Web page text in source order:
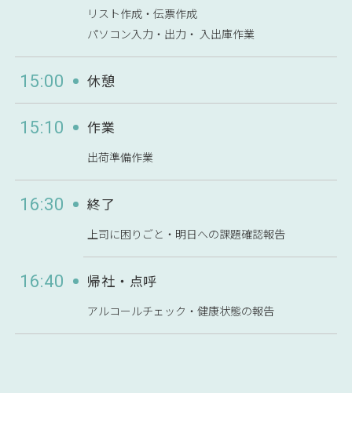
リスト作成・伝票作成
パソコン入力・出力 ・ 入出庫作業
15:00 休憩
15:10 作業
出荷準備作業
16:30 終了
上司に困りごと・明日への課題確認報告
16:40 帰社・点呼
アルコールチェック・健康状態の報告